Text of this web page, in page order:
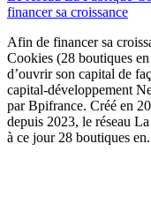
financer sa croissance
Afin de financer sa
Cookies (28 boutiques
d’ouvrir son capital de
capital-développement
par Bpifrance. Créé en
depuis 2023, le réseau
à ce jour 28 boutiques